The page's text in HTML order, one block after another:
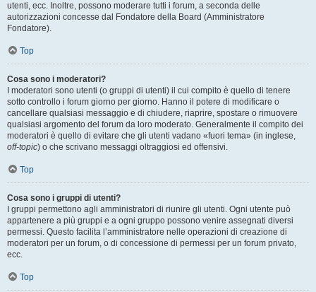
utenti, ecc. Inoltre, possono moderare tutti i forum, a seconda delle
autorizzazioni concesse dal Fondatore della Board (Amministratore
Fondatore).
Top
Cosa sono i moderatori?
I moderatori sono utenti (o gruppi di utenti) il cui compito è quello di tenere
sotto controllo i forum giorno per giorno. Hanno il potere di modificare o
cancellare qualsiasi messaggio e di chiudere, riaprire, spostare o rimuovere
qualsiasi argomento del forum da loro moderato. Generalmente il compito dei
moderatori è quello di evitare che gli utenti vadano «fuori tema» (in inglese,
off-topic) o che scrivano messaggi oltraggiosi ed offensivi.
Top
Cosa sono i gruppi di utenti?
I gruppi permettono agli amministratori di riunire gli utenti. Ogni utente può
appartenere a più gruppi e a ogni gruppo possono venire assegnati diversi
permessi. Questo facilita l’amministratore nelle operazioni di creazione di
moderatori per un forum, o di concessione di permessi per un forum privato,
ecc.
Top